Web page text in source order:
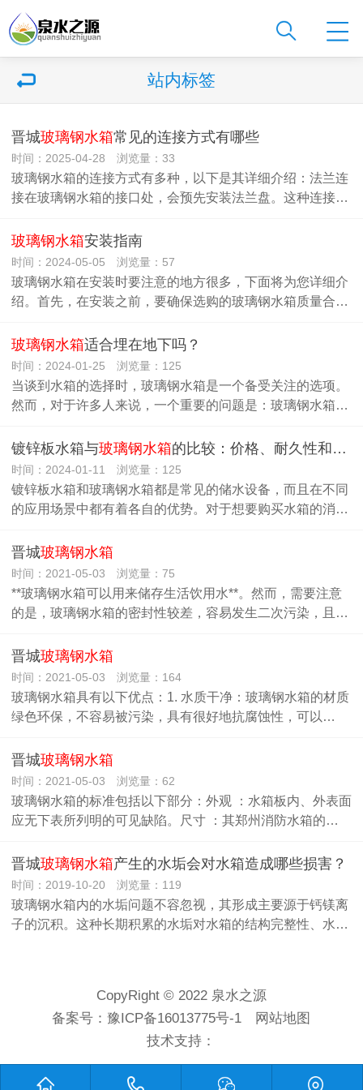
站内标签
晋城玻璃钢水箱常见的连接方式有哪些
时间：2025-04-28 浏览量：33
玻璃钢水箱的连接方式有多种，以下是其详细介绍：法兰连
接在玻璃钢水箱的接口处，会预先安装法兰盘。这种连接…
玻璃钢水箱安装指南
时间：2024-05-05 浏览量：57
玻璃钢水箱在安装时要注意的地方很多，下面将为您详细介
绍。首先，在安装之前，要确保选购的玻璃钢水箱质量合…
玻璃钢水箱适合埋在地下吗？
时间：2024-01-25 浏览量：125
当谈到水箱的选择时，玻璃钢水箱是一个备受关注的选项。
然而，对于许多人来说，一个重要的问题是：玻璃钢水箱…
镀锌板水箱与玻璃钢水箱的比较：价格、耐久性和适应环境能力
时间：2024-01-11 浏览量：125
镀锌板水箱和玻璃钢水箱都是常见的储水设备，而且在不同
的应用场景中都有着各自的优势。对于想要购买水箱的消…
晋城玻璃钢水箱
时间：2021-05-03 浏览量：75
**玻璃钢水箱可以用来储存生活饮用水**。然而，需要注意
的是，玻璃钢水箱的密封性较差，容易发生二次污染，且…
晋城玻璃钢水箱
时间：2021-05-03 浏览量：164
玻璃钢水箱具有以下优点：1. 水质干净：玻璃钢水箱的材质
绿色环保，不容易被污染，具有很好地抗腐蚀性，可以…
晋城玻璃钢水箱
时间：2021-05-03 浏览量：62
玻璃钢水箱的标准包括以下部分：外观 ：水箱板内、外表面
应无下表所列明的可见缺陷。尺寸 ：其郑州消防水箱的…
晋城玻璃钢水箱产生的水垢会对水箱造成哪些损害？
时间：2019-10-20 浏览量：119
玻璃钢水箱内的水垢问题不容忽视，其形成主要源于钙镁离
子的沉积。这种长期积累的水垢对水箱的结构完整性、水…
CopyRight © 2022 泉水之源
备案号：豫ICP备16013775号-1
网站地图
技术支持：